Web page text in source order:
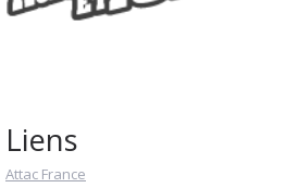
Liens
Attac France